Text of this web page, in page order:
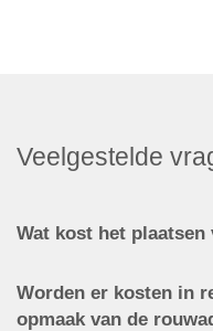
Veelgestelde
Wat kost het
Worden er kosten in
opmaak van de